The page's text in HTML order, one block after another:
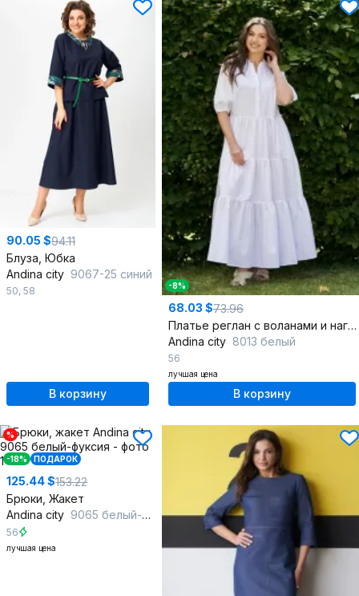
90.05 $94.11
Блуза, Юбка
Andina city 9067-25 синий
50, 58
В корзину
-8%
68.03 $73.96
Платье реглан с воланами и нагрудными вытачками
Andina city 8013 белый
56
лучшая цена
В корзину
%
-18% ПОДАРОК
125.44 $153.22
Брюки, Жакет
Andina city 9065 белый-фуксия
56
лучшая цена